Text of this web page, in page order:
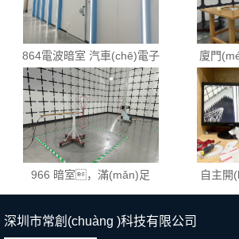
864電波暗室 汽車(chē)電子
+ 民品輻射及傳導測試系統
成功案例——
廈門
+輻射
966 暗室，滿(mǎn)足
CISPR14/15/32 測試標準
自主開
試軟件
深圳市常創(chuàng )科技有限公司